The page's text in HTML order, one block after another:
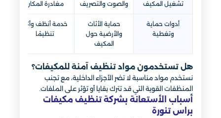
تشغيل المكيف
والصوت والتصريف
مغادرة المكان
أدوات حماية
وتغطية
حماية الأثاث
والأرضية حول
المكيف
خدمة أنظف وأكثر
تنظيمًا
هل تستخدمون مواد تنظيف آمنة للمكيفات؟
نستخدم مواد مناسبة لا تضر الأجزاء الداخلية، مع تجنب
المنظفات القوية التي قد تترك بقايا أو تؤثر على الملفات.
أسباب الأستعانة بشركة تنظيف مكيفات
براس تنورة